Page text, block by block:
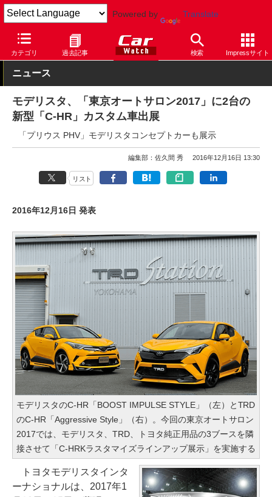
Powered by Translate
カテゴリ 過去記事 検索 Impressサイト
Car Watch イベント 東京オートサロン 2017
ニュース
モデリスタ、「東京オートサロン2017」に2台の
新型「C-HR」カスタム車出展
「プリウス PHV」モデリスタコンセプトカーも展示
編集部：佐久間 秀 2016年12月16日 13:30
リスト
2016年12月16日 発表
モデリスタのC-HR「BOOST IMPULSE STYLE」（左）とTRD
のC-HR「Aggressive Style」（右）。今回の東京オートサロン
2017では、モデリスタ、TRD、トヨタ純正用品の3ブースを隣
接させて「C-HRKラスタマイズラインアップ展示」を実施する
トヨタモデリスタインタ
ーナショナルは、2017年1